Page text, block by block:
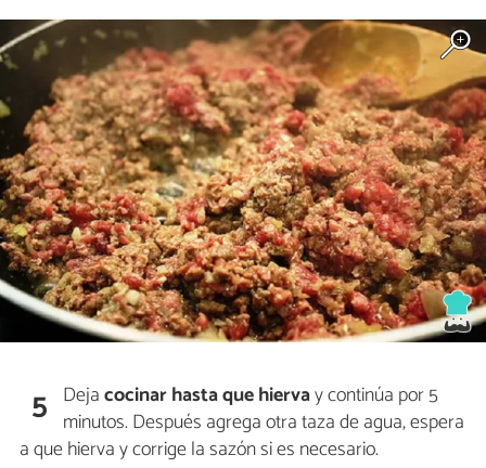
5 Dejacocinar hasta que hiervay continúa por 5
minutos. Después agrega otra taza de agua, espera
a que hierva y corrige la sazón si es necesario.